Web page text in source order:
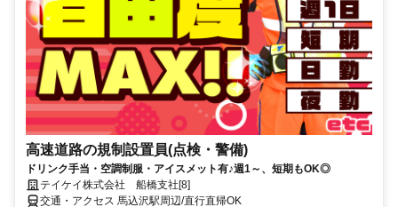
高速道路の規制設置員(点検・警備)
ドリンク手当・空調制服・アイスメット有♪週1～、短期もOK◎
テイケイ株式会社 船橋支社[8]
交通・アクセス 馬込沢駅周辺/直行直帰OK